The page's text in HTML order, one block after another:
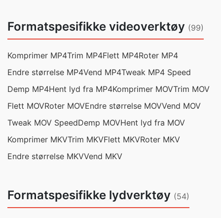
Formatspesifikke videoverktøy (99)
Komprimer MP4Trim MP4Flett MP4Roter MP4
Endre størrelse MP4Vend MP4Tweak MP4 Speed
Demp MP4Hent lyd fra MP4Komprimer MOVTrim MOV
Flett MOVRoter MOVEndre størrelse MOVVend MOV
Tweak MOV SpeedDemp MOVHent lyd fra MOV
Komprimer MKVTrim MKVFlett MKVRoter MKV
Endre størrelse MKVVend MKV
Formatspesifikke lydverktøy (54)